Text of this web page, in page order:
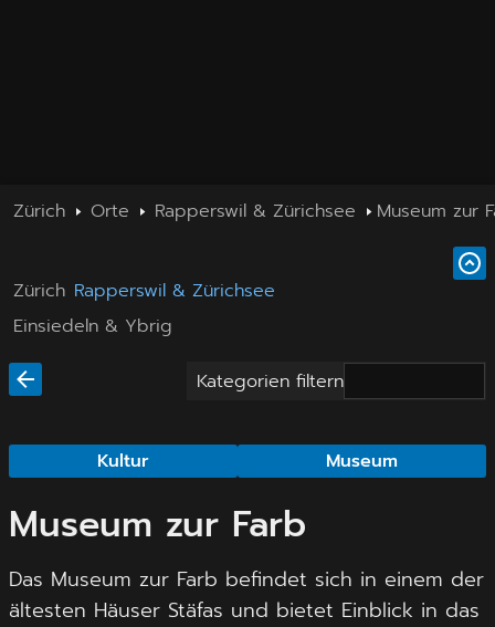
Zürich Orte Rapperswil & Zürichsee Museum zur
Zürich Rapperswil & Zürichsee
Einsiedeln & Ybrig
Kategorien filtern
Kultur Museum
Museum zur Farb
Das Museum zur Farb befindet sich in einem der
ältesten Häuser Stäfas und bietet Einblick in das